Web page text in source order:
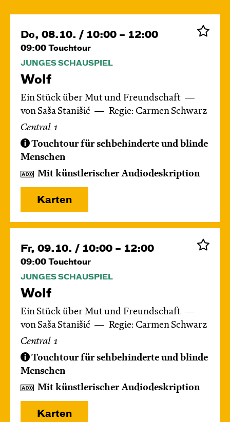
Do, 08.10. / 10:00 – 12:00
09:00 Touchtour
JUNGES SCHAUSPIEL
Wolf
Ein Stück über Mut und Freundschaft
von Saša Stanišić
Regie: Carmen Schwarz
Central 1
Touchtour für sehbehinderte und blinde
Menschen
Mit künstlerischer Audiodeskription
Karten
Fr, 09.10. / 10:00 – 12:00
09:00 Touchtour
JUNGES SCHAUSPIEL
Wolf
Ein Stück über Mut und Freundschaft
von Saša Stanišić
Regie: Carmen Schwarz
Central 1
Touchtour für sehbehinderte und blinde
Menschen
Mit künstlerischer Audiodeskription
Karten